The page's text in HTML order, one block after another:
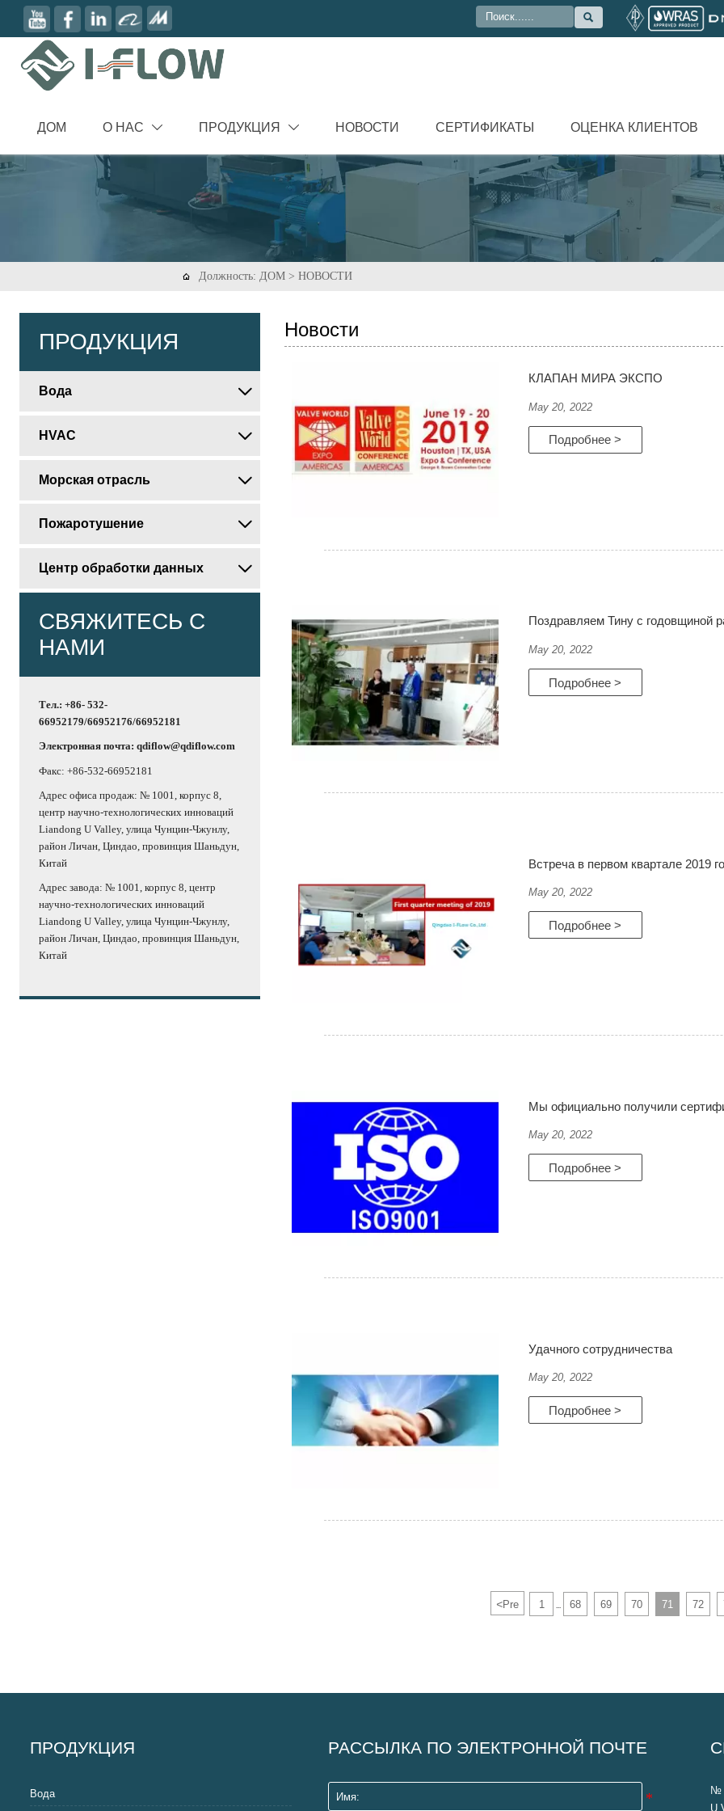

ДОМ О НАС  ПРОДУКЦИЯ  НОВОСТИ СЕРТИФИКАТЫ ОЦЕНКА КЛИЕНТОВ
 Должность:ДОМ >НОВОСТИ
ПРОДУКЦИЯ
Вода 
HVAC 
Морская отрасль 
Пожаротушение 
Центр обработки данных 
СВЯЖИТЕСЬ С
НАМИ
Тел.: +86- 532-
66952179/66952176/66952181
Электронная почта: qdiflow@qdiflow.com
Факс: +86-532-66952181
Адрес офиса продаж: № 1001, корпус 8,
центр научно-технологических инноваций
Liandong U Valley, улица Чунцин-Чжунлу,
район Личан, Циндао, провинция Шаньдун,
Китай
Адрес завода: № 1001, корпус 8, центр
научно-технологических инноваций
Liandong U Valley, улица Чунцин-Чжунлу,
район Личан, Циндао, провинция Шаньдун,
Китай
Новости
КЛАПАН МИРА ЭКСПО
May 20, 2022
Подробнее >
Поздравляем Тину с годовщиной
May 20, 2022
Подробнее >
Встреча в первом квартале 2019
May 20, 2022
Подробнее >
Мы официально получили
May 20, 2022
Подробнее >
Удачного сотрудничества
May 20, 2022
Подробнее >
<Pre 1 ... 68 69 70 71 72
ПРОДУКЦИЯ
Вода
РАССЫЛКА ПО ЭЛЕКТРОННОЙ ПОЧТЕ
№
U